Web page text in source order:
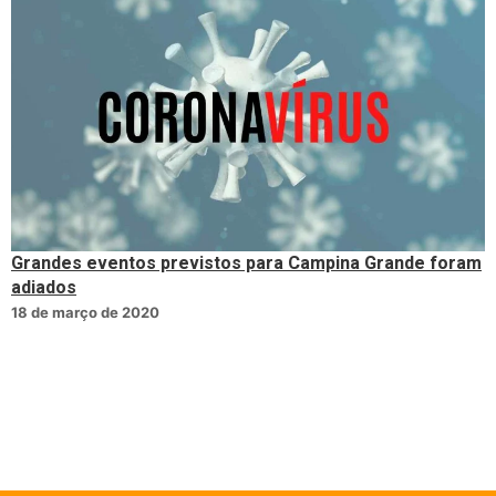
Grandes eventos previstos para Campina Grande foram
adiados
18 de março de 2020